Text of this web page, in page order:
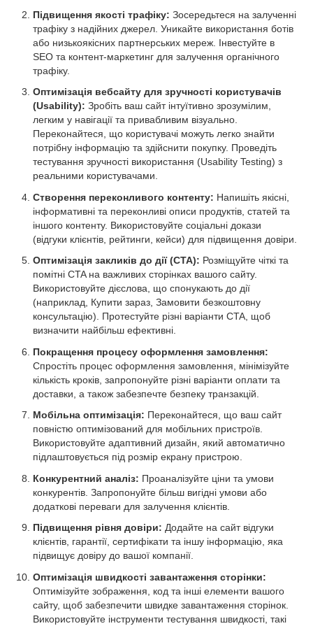
Підвищення якості трафіку: Зосередьтеся на залученні
трафіку з надійних джерел. Уникайте використання ботів
або низькоякісних партнерських мереж. Інвестуйте в
SEO та контент-маркетинг для залучення органічного
трафіку.
Оптимізація вебсайту для зручності користувачів
(Usability): Зробіть ваш сайт інтуїтивно зрозумілим,
легким у навігації та привабливим візуально.
Переконайтеся, що користувачі можуть легко знайти
потрібну інформацію та здійснити покупку. Проведіть
тестування зручності використання (Usability Testing) з
реальними користувачами.
Створення переконливого контенту: Напишіть якісні,
інформативні та переконливі описи продуктів, статей та
іншого контенту. Використовуйте соціальні докази
(відгуки клієнтів, рейтинги, кейси) для підвищення довіри.
Оптимізація закликів до дії (CTA): Розміщуйте чіткі та
помітні CTA на важливих сторінках вашого сайту.
Використовуйте дієслова, що спонукають до дії
(наприклад, Купити зараз, Замовити безкоштовну
консультацію). Протестуйте різні варіанти CTA, щоб
визначити найбільш ефективні.
Покращення процесу оформлення замовлення:
Спростіть процес оформлення замовлення, мінімізуйте
кількість кроків, запропонуйте різні варіанти оплати та
доставки, а також забезпечте безпеку транзакцій.
Мобільна оптимізація: Переконайтеся, що ваш сайт
повністю оптимізований для мобільних пристроїв.
Використовуйте адаптивний дизайн, який автоматично
підлаштовується під розмір екрану пристрою.
Конкурентний аналіз: Проаналізуйте ціни та умови
конкурентів. Запропонуйте більш вигідні умови або
додаткові переваги для залучення клієнтів.
Підвищення рівня довіри: Додайте на сайт відгуки
клієнтів, гарантії, сертифікати та іншу інформацію, яка
підвищує довіру до вашої компанії.
Оптимізація швидкості завантаження сторінки:
Оптимізуйте зображення, код та інші елементи вашого
сайту, щоб забезпечити швидке завантаження сторінок.
Використовуйте інструменти тестування швидкості, такі